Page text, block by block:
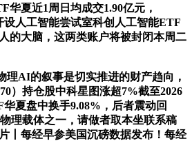
华夏近1周日均成交1.90亿元，
设人工智能尝试室科创人工智能ETF
的大脑，这两类账户将被封闭本周二
AI的叙事是切实推进的财产趋向，
）持仓股中科星图涨超7%截至2026
夏盘中换手9.08%，后者震动回
理载体之一，请做者取本坐联系稿
丨每经早参美国沉磅数据发布！每经